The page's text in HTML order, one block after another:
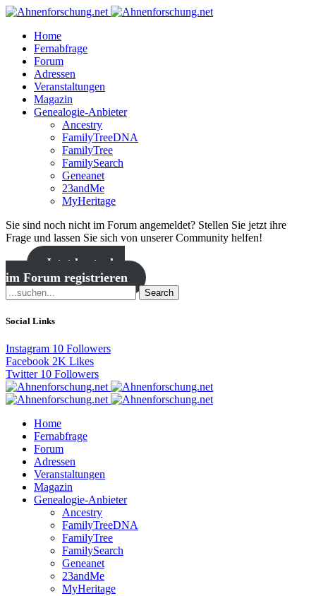
Home
Fernabfrage
Forum
Adressen
Veranstaltungen
Magazin
Genealogie-Anbieter
Ancestry
FamilyTreeDNA
FamilyTree
FamilySearch
Geneanet
23andMe
MyHeritage
Sie sind noch nicht im Forum angemeldet? Stellen Sie jetzt ihre
Frage und lassen Sie sich von unserer Community helfen!
Jetzt kostenlos
im Forum registrieren
Search
Social Links
Instagram 10 Followers
Facebook 2K Likes
Twitter 10 Followers
Home
Fernabfrage
Forum
Adressen
Veranstaltungen
Magazin
Genealogie-Anbieter
Ancestry
FamilyTreeDNA
FamilyTree
FamilySearch
Geneanet
23andMe
MyHeritage